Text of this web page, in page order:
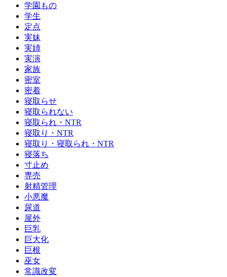
学園もの
学生
定点
実妹
実姉
実演
家族
密室
密着
寝取らせ
寝取られない
寝取られ・NTR
寝取り・NTR
寝取り・寝取られ・NTR
寝落ち
寸止め
専売
射精管理
小悪魔
尿道
屋外
巨乳
巨大化
巨根
巫女
常識改変